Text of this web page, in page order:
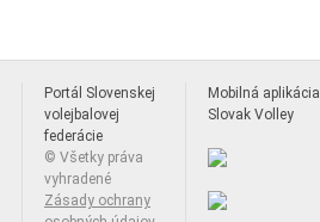
Portál Slovenskej
volejbalovej
federácie
© Všetky práva
vyhradené
Zásady ochrany
Mobilná aplikácia
Slovak Volley